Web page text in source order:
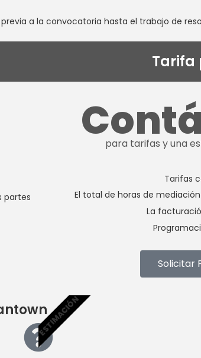
a la convocatoria hasta el trabajo de
partes
Tarifa
para tarifas y una
Tarifas
El total de horas de
La
Solicitar
ESTIMACIÓN